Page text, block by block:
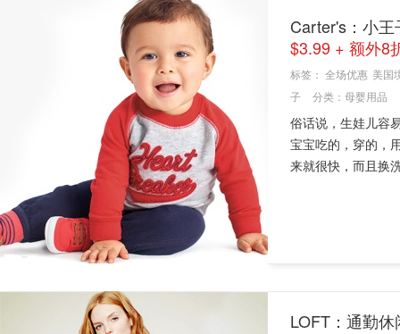
Carter's：小
$3.99 + 额外8
标签： 全场优惠 美国
子
分类： 母婴用品
俗话说，生娃儿容
宝宝吃的，穿的，
来就很快，而且换
LOFT：通勤